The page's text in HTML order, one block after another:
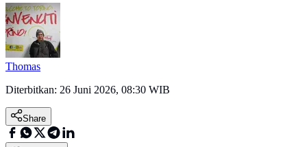
Thomas
Diterbitkan: 26 Juni 2026, 08:30 WIB
Share